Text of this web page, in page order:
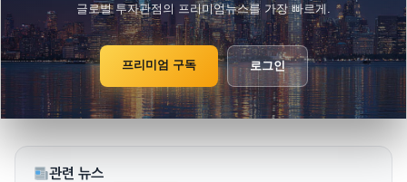
글로벌 투자관점의 프리미엄뉴스를 가장 빠르게.
프리미엄 구독 로그인
관련 뉴스